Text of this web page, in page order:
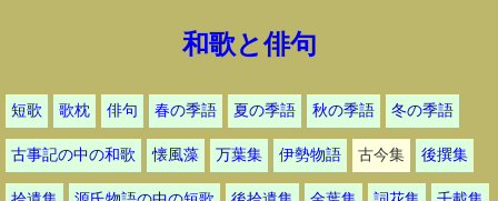
和歌と俳句
短歌 歌枕 俳句 春の季語 夏の季語 秋の季語 冬の季語
古事記の中の和歌 懐風藻 万葉集 伊勢物語 古今集 後撰集